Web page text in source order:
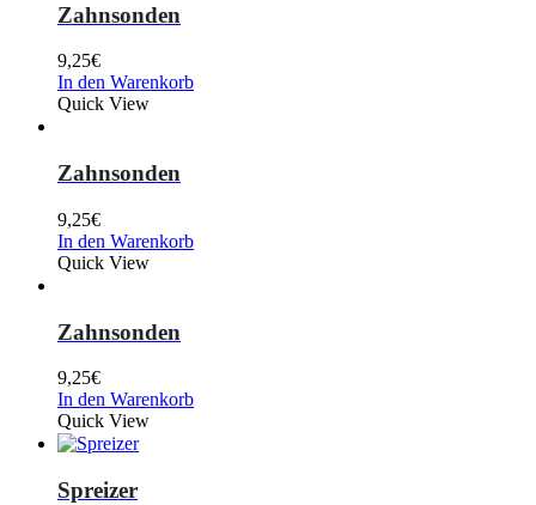
Zahnsonden
9,25€
In den Warenkorb
Quick View
Zahnsonden
9,25€
In den Warenkorb
Quick View
Zahnsonden
9,25€
In den Warenkorb
Quick View
Spreizer